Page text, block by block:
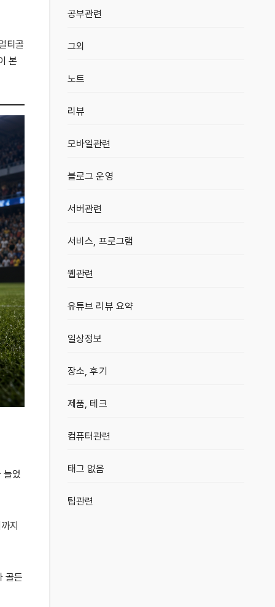
티골
본
늘었
지
골든
공부관련
그외
노트
리뷰
모바일관련
블로그 운영
서버관련
서비스, 프로그램
웹관련
유튜브 리뷰 요약
일상정보
장소, 후기
제품, 테크
컴퓨터관련
태그 없음
팁관련